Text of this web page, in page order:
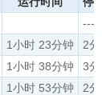
----
1小时 23分钟
2
1小时 38分钟
3
1小时 53分钟
2